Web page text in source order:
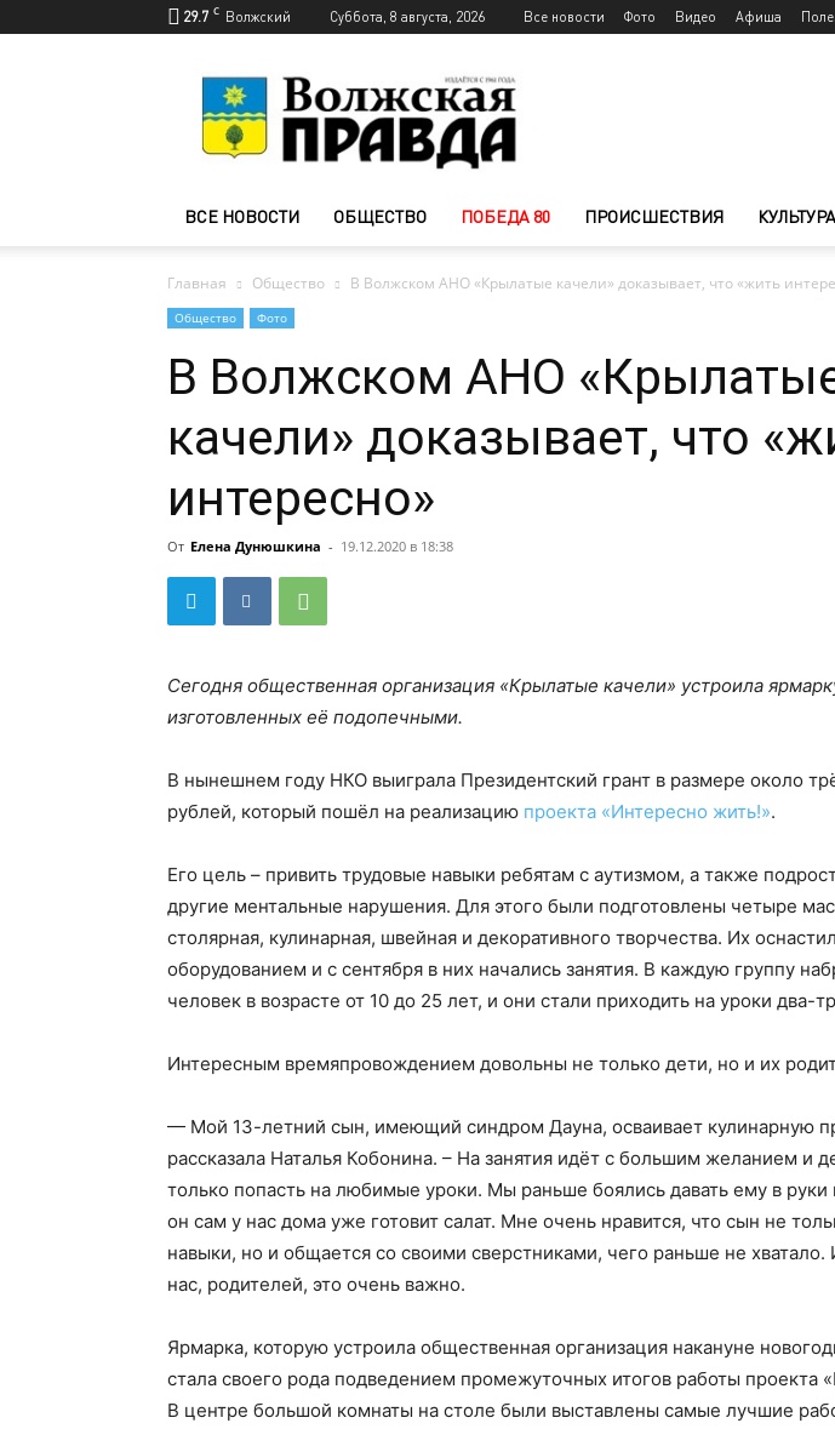
29.7 C Волжский Суббота, 8 августа, 2026 Все новости Фото Видео Афиша
Волжского
—
Волжская
ВСЕ НОВОСТИ ОБЩЕСТВО ПОБЕДА 80 ПРОИСШЕСТВИЯ КУЛЬТУРА
Главная Общество В Волжском АНО «Крылатые качели» доказывает, что «жить
Общество Фото
В Волжском АНО
качели» доказывает, что
интересно»
От Елена Дунюшкина - 19.12.2020 в 18:38
Сегодня общественная организация «Крылатые качели» устроила
изготовленных её подопечными.
В нынешнем году НКО выиграла Президентский грант в размере около
рублей, который пошёл на реализацию проекта «Интересно жить!».
Его цель – привить трудовые навыки ребятам с аутизмом, а также
другие ментальные нарушения. Для этого были подготовлены четыре
столярная, кулинарная, швейная и декоративного творчества. Их
оборудованием и с сентября в них начались занятия. В каждую группу
человек в возрасте от 10 до 25 лет, и они стали приходить на уроки два-
Интересным времяпровождением довольны не только дети, но и их
— Мой 13-летний сын, имеющий синдром Дауна, осваивает кулинарную
рассказала Наталья Кобонина. – На занятия идёт с большим желанием и
только попасть на любимые уроки. Мы раньше боялись давать ему в руки
он сам у нас дома уже готовит салат. Мне очень нравится, что сын не
навыки, но и общается со своими сверстниками, чего раньше не хватало.
нас, родителей, это очень важно.
Ярмарка, которую устроила общественная организация накануне
стала своего рода подведением промежуточных итогов работы проекта
В центре большой комнаты на столе были выставлены самые лучшие